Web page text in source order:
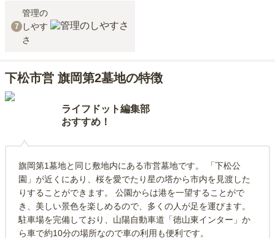
7
管理の
しやす
さ
下松市営 旗岡第2墓地の特徴
ライフドット編集部
おすすめ！
旗岡第1墓地と同じ敷地内にある市営墓地です。 「下松公
園」が近くにあり、桜を愛でたり星の塔から市内を見渡した
りすることができます。 公園からは港を一望することがで
き、美しい景色を楽しめるので、多くの人が足を運びます。
駐車場を完備しており、山陽自動車道「徳山東インター」か
ら車で約10分の場所なので車の利用も便利です。